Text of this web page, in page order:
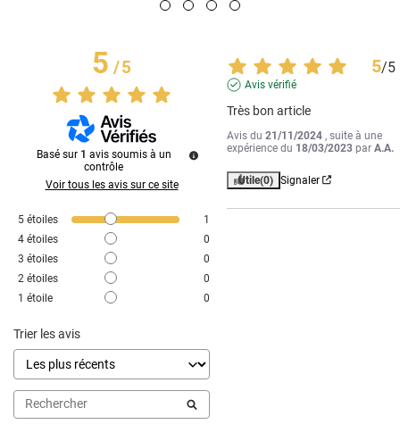
5/5
Basé sur 1 avis soumis à un
contrôle
Voir tous les avis sur ce site
5 étoiles
1
4 étoiles
0
3 étoiles
0
2 étoiles
0
1 étoile 0
Trier les avis
5/5
Avis vérifié
Très bon article
Avis du21/11/2024 , suite à une
expérience du 18/03/2023 parA.A.
Utile(0) Signaler